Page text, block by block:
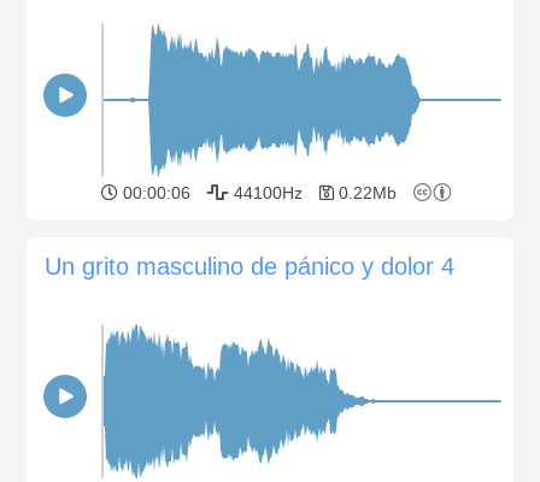
00:00:06 44100Hz 0.22Mb
Un grito masculino de pánico y dolor 4